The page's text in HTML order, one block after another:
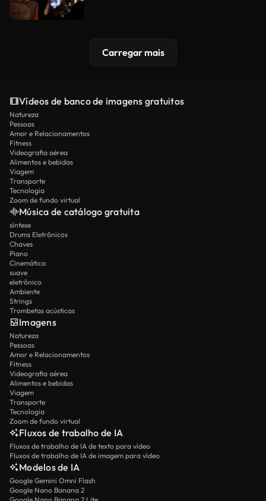
Carregar mais
Vídeos de banco de imagens gratuitos
Natureza
Pessoas
Amor e Relacionamentos
Fitness
Videografia aérea
Alimentos e bebidas
Viagem
Transporte
Tecnologia
Zoom de fundo virtual
Música de catálogo gratuita
síntese
Drums Eletrônicos
Chaves
Piano
Cinemática
suave
eletrônico
Ambiente
Strings
Trombetas acústicas
Imagens
Natureza
Pessoas
Amor e Relacionamentos
Fitness
Videografia aérea
Alimentos e bebidas
Viagem
Transporte
Tecnologia
Zoom de fundo virtual
Fluxos de trabalho de IA
Fluxos de trabalho de IA de texto para vídeo
Fluxos de trabalho de IA de imagem para vídeo
Modelos de IA
Google Gemini Omni Flash
Google Nano Banana 2